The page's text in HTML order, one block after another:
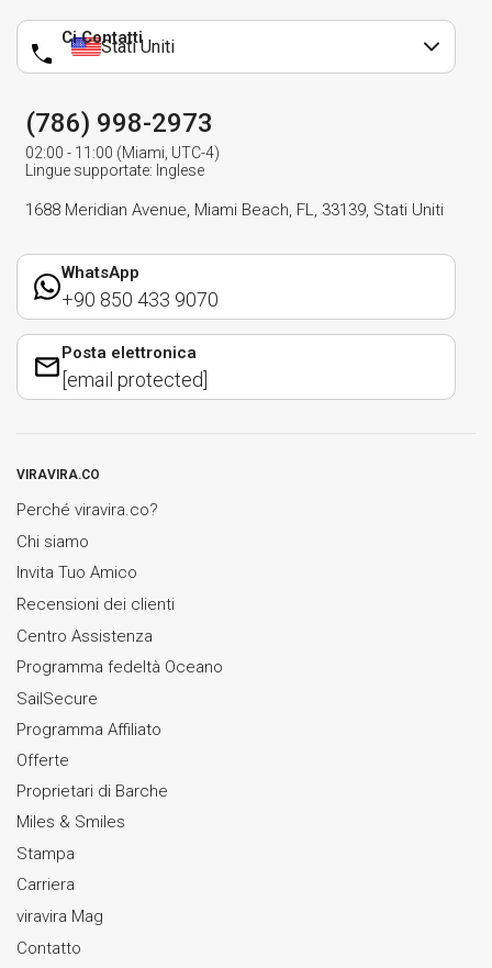
Ci Contatti
Stati Uniti
(786) 998-2973
02:00 - 11:00 (Miami, UTC-4)
Lingue supportate: Inglese
1688 Meridian Avenue, Miami Beach, FL, 33139, Stati Uniti
WhatsApp
+90 850 433 9070
Posta elettronica
[email protected]
VIRAVIRA.CO
Perché viravira.co?
Chi siamo
Invita Tuo Amico
Recensioni dei clienti
Centro Assistenza
Programma fedeltà Oceano
SailSecure
Programma Affiliato
Offerte
Proprietari di Barche
Miles & Smiles
Stampa
Carriera
viravira Mag
Contatto